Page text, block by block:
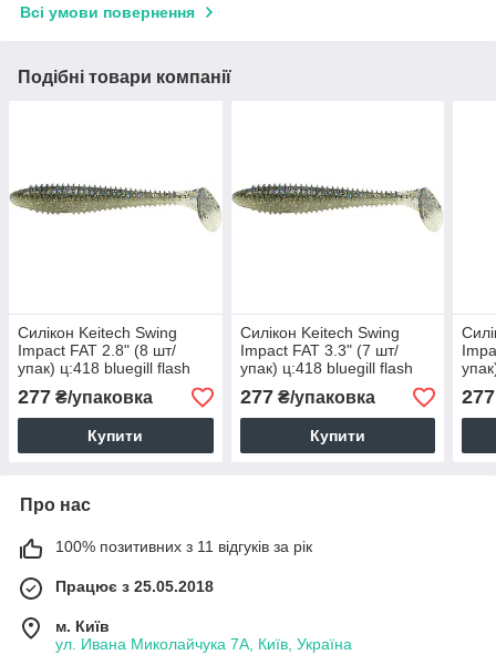
Всі умови повернення
Подібні товари компанії
Силікон Keitech Swing
Impact FAT 2.8" (8 шт/
упак) ц:418 bluegill flash
277 ₴/упаковка
Купити
Силікон Keitech Swing
Impact FAT 3.3" (7 шт/
упак) ц:418 bluegill flash
277₴/упаковка
Купити
277
Про нас
100% позитивних з 11 відгуків за рік
Працює з 25.05.2018
м. Київ
ул. Ивана Миколайчука 7А, Київ, Україна